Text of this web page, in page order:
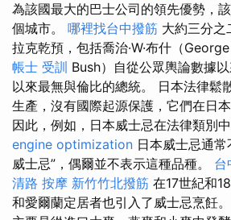
為該國最大的巴士公司的領先優勢，
個城市。 哪裡找台中撥筋 大約三分之
拉克乾預，包括喬治·W·布什（George
帳士 受訓 Bush）自從公眾輿論數據
以來最無與倫比的總統。 日本法律鬆
生產，沒有國際起源保護，它們在日
因此，例如，日本威士忌在法律類別
engine optimization 日本威士忌通
威士忌”，偶爾並不表示這種品種。 台
清路 按摩 新竹竹北撥筋 在17世紀和
和愛爾蘭定居者也引入了威士忌烹飪。